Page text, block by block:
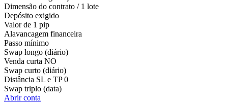
Dimensão do contrato / 1 lote
Depósito exigido
Valor de 1 pip
Alavancagem financeira
Passo mínimo
Swap longo (diário)
Venda curta NO
Swap curto (diário)
Distância SL e TP 0
Swap triplo (data)
Abrir conta